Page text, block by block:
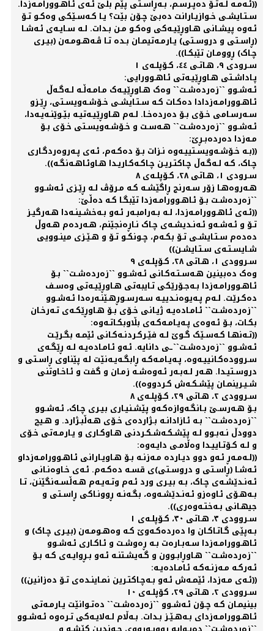
((ئـەمـە لـەتـۆ دەپـرسـم، بـەڕاسـتی پێم بڵێ ئـەی ئـاهـوورامـەزدا.
سـتـایشـی خـوازیـارانت دەبێ چـۆن بێت؟ یـا کـەسـێکی وەکـو تـۆ
ئـەوە پیشـانی هـاوڕێیـەکی وەکـو مـن بـدات. لـە سـایـەی ئـەشـا
(ڕاسـتی و دروسـتی) یـارمـەتیمـان بـدە تـا ڤـەهـومـەن (بیـری
چـاک) ڕوومـان تێبکـا)).
سـرودی ٩، هـاتـی ٤٤، کـۆپلـەی ١
پـاداشـتی هـاوڕێیـەتی ئـاهـوورایی:
ئـەشـوو ``زەردەشـت`` وەک هـاوڕێیـەک مـامـەڵـە لـەگـەڵ
ئـاهـوورامـەزدادا دەکـات کـە سـتـایشـی خـۆشـەویسـتی، ڕێـزو
سـەرسـامی خـۆی بـۆ دەردەخـا. لـەم هـاوڕێیـەتیـە بێـوێنـەیـەدا،
ئـەشـوو ``زەردەشـت`` هـەسـت و خـۆشـەویسـتی خـۆی بـۆ
مـەزدا دەردەبـڕێ:
((بـە خـۆشـەویسـتییـەوە نـزات بـۆ دەکـەم، ئـەی پـەروەردگـاری
چـاک، کـە لـەگـەڵ چـاکتـریـن چـاکـەکـاریـدا هـاوئـاهـەنگـە)).
سـرودی ١، هـاتی ٢٨، کـۆپلـەی ٨
هـەروەهـا زۆر سـەرنج ڕاگێشـە کـە مـرۆڤ لـە ڕێـزی ئـەشـوو
``زەردەشـت بـۆ ئـاهـوورامـەزدا تێبگـا کـە دەڵێ:
((ئـەی ئـاهـوورامـەزدا، لـە بـەرامبـەر ئـەو بـەخشـینـەدا هـەرگیـز
تـۆ و ئـەشـەو ئـەنـدیشـەی چـاک نـاڕەنجێنم، هـەردەم هـەوڵ
دەدەم سـتـایشـی تـۆ بکـەم، چـونکـو تـۆ و هـێـزی مینـوویی
شـایسـتـەی سـتـایشـن))
سـروودی ١، هـاتی ٢٨، کـۆپلـەی ٩
وەک دەبینین هـەسـتـەکـانی ئـەشـوو ``زەردەشـت`` بـۆ
ئـاهـوورامـەزدا بـەجـۆرێکی تـایبەتی هـاوڕێیـەتی وەسـف
دەکـرێت. لـەم پـەیوەنـدییـە سـەرسـوڕهـێنـەرەدا ئـەشـوو
``زەردەشـت`` ئـامـادەیـە ژیـانی خـۆی بـۆ هـاوڕێکـەی تـەرخـان
بکـات، بـۆ ئـەوەی پـەیـامـەکـەی بڵاوبکـاتـەوە:
((تـەنهـا کـەسـێک گـوێ لـە فێـرکـردنـەکـانی ئێمـە بگـرێـت
ئـەشـوو ``زەردەشـت``ـی دانایە. ئـەو ئـامـادەیـە لـە ڕێگـەی
سـروودەکـانییـەوە، پـەیـامـەکـە ڕابگـەیـەنێت لە پێناوی ڕاسـتی و
دروسـتیـدا. هـەر لـەبـەر ئـەوەشـە زمـان و گفت و ئـاخـاوتنی
شـیـرینمـان پێشـکـەش کـردووە)).
سـروودی ٢، هـاتی ٢٩، کـۆپلـەی ٨
بـۆ هـەرسـێ بـانگـەوازەکـەو پێشـنیـاری بیـری چـاک، ئـەشـوو
``زەردەشـت`` بـە ئـازادانـە بـژاردەی خـۆی هـەڵبـژارد. و هـیچ
دوودڵ نـەبـوو لـە پێشـکـەشـکـردنی هـاوکـاری و یـارمـەتی خـۆی
و لـە کـۆتـاییـدا وەڵامـی دایـەوە:
((لـەمـەڕ ئـەو دوو دیـاردە مـەزنـە بـۆ هـاویـارانی ئـاهـوورامـەزداو
ئـەشـا (ڕاسـتی و دروسـتی)ی قسـە دەکـەم. ئـەی خـاوەنـانی
ئـەنـدێشـەی چـاک، بـە بیـری ورد ئـەم وتـەیـەم هـەڵسـەنگێنن، تـا
بـەهـۆی ئـاوەزو ئـەنـدێشـەوە، بگـەنـە ڕوونـاکی ڕاسـتی و
جیهـانی بـەختـەوەری)).
سـروودی ٣، هـاتی ٣٠، کـۆپلـەی ١
بـەپێی گـاتـاکـان وا دەردەکـەوێ کـە وەهـومـەن (بیـری چـاک) و
ئـاهـوورامـەزدا سـەبـارەت بـە ڕەوشـت و ئـاکـاری ئـەشـوو
``زەردەشـت`` هـاوڕابـوون و گـەیشـتنـە ئـەو بـڕوایـەی کـە بـۆ
ئـەرکـە مـەزنـەکـە ئـامـادەیـە:
((ئـەی مـەزدا، ئێمـەش ئـەو بـەچـاکتـرین نمـاینـدەی تـۆ دەزانین))
سـروودی ٢، هـاتی ٢٩، کۆپلـەی ١٠
بینیمـان کـە چـۆن ئـەشـوو ``زەردەشـت`` دەتـوانێت یـارمـەتی
ئـاهـوورامـەزدای بـەهـێـز بـدات. بـەڵام لـەلایـەکی تـرەوە ئـەشـوو